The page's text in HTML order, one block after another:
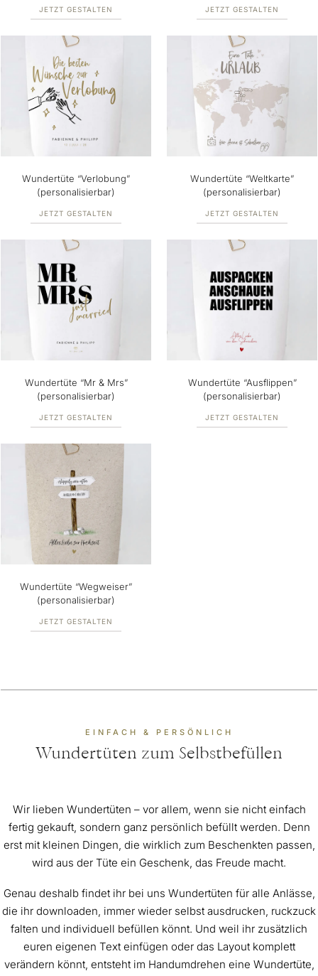
JETZT GESTALTEN JETZT GESTALTEN
Wundertüte “Verlobung”
(personalisierbar)
JETZT GESTALTEN
Wundertüte “Weltkarte”
(personalisierbar)
JETZT GESTALTEN
Wundertüte “Mr & Mrs”
(personalisierbar)
JETZT GESTALTEN
Wundertüte “Ausflippen”
(personalisierbar)
JETZT GESTALTEN
Wundertüte “Wegweiser”
(personalisierbar)
JETZT GESTALTEN
EINFACH & PERSÖNLICH
Wundertüten zum Selbstbefüllen
Wir lieben Wundertüten – vor allem, wenn sie nicht einfach
fertig gekauft, sondern ganz persönlich befüllt werden. Denn
erst mit kleinen Dingen, die wirklich zum Beschenkten passen,
wird aus der Tüte ein Geschenk, das Freude macht.
Genau deshalb findet ihr bei uns Wundertüten für alle Anlässe,
die ihr downloaden, immer wieder selbst ausdrucken, ruckzuck
falten und individuell befüllen könnt. Und weil ihr zusätzlich
euren eigenen Text einfügen oder das Layout komplett
verändern könnt, entsteht im Handumdrehen eine Wundertüte,